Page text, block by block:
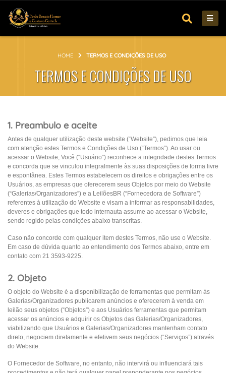
HOME TERMOS E CONDIÇÕES DE USO
TERMOS E CONDIÇÕES DE USO
1. Preambulo e aceite
Antes de qualquer utilização deste website (“Website”), pedimos que leia
com atenção estes Termos e Condições de Uso (“Termos”). Ao usar ou
acessar o Website, Você (“Usuário”) reconhece a integridade destes Termos
e concorda que se vinculou integralmente às suas disposições de forma livre
e espontânea. Estes Termos estabelecem os direitos e obrigações entre os
Usuários, as empresas que oferecerem seus Objetos por meio do Website
(“Galerias/Organizadores”) e a LeilõesBR (“Fornecedora de Software”)
referentes à utilização do Website e visam a informar as responsabilidades,
deveres e obrigações que todo internauta assume ao acessar o Website,
sendo regido pelas condições abaixo transcritas.
Caso não concorde com qualquer item destes Termos, não use o Website.
Em caso de dúvida quanto ao entendimento dos Termos abaixo, entre em
contato com 21 3593-9225.
2. Objeto
O objeto do Website é a disponibilização de ferramentas que permitam às
Galerias/Organizadores publicarem anúncios e oferecerem à venda em
leilão seus objetos (“Objetos”) e aos Usuários ferramentas que permitam
acessar os anúncios e adquirir os Objetos das Galerias/Organizadores,
viabilizando que Usuários e Galerias/Organizadores mantenham contato
direto, negociem diretamente e efetivem seus negócios (“Serviços”) através
do Website.
O Fornecedor de Software, no entanto, não intervirá ou influenciará tais